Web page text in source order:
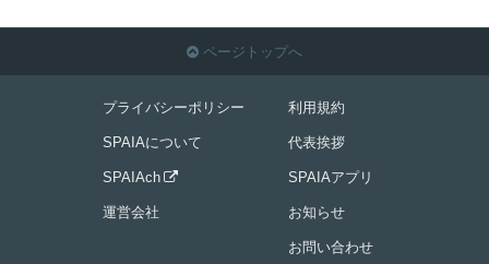
 ページトップへ
プライバシーポリシー
SPAIAについて
SPAIAch 
運営会社
利用規約
代表挨拶
SPAIAアプリ
お知らせ
お問い合わせ